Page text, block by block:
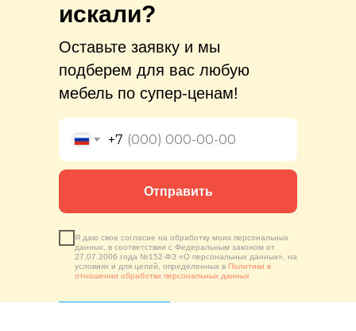
искали?
Оставьте заявку и мы
подберем для вас любую
мебель по супер-ценам!
+7
Я даю свое согласие на обработку моих персональных
данных, в соответствии с Федеральным законом от
27.07.2006 года №152-ФЗ «О персональных данных», на
условиях и для целей, определенных в Политики в
отношении обработки персональных данных
Отправить